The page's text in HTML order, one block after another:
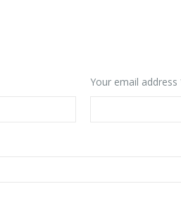
Your email address